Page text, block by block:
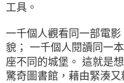
工具。
一千個人觀看同一部電
貌； 一千個人閱讀同一
座不同的城堡。 這就是
驚奇圖書館，藉由緊湊